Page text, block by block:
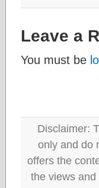
Leave a
You must be
Disclaimer:
only and do
offers the
the views